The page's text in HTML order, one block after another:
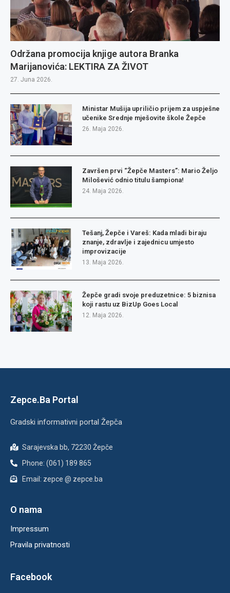
Održana promocija knjige autora Branka
Marijanovića: LEKTIRA ZA ŽIVOT
27. Juna 2026.
Ministar Mušija upriličio prijem za uspješne
učenike Srednje mješovite škole Žepče
26. Maja 2026.
Završen prvi “Žepče Masters”: Mario Željo
Milošević odnio titulu šampiona!
24. Maja 2026.
Tešanj, Žepče i Vareš: Kada mladi biraju
znanje, zdravlje i zajednicu umjesto
improvizacije
13. Maja 2026.
Žepče gradi svoje preduzetnice: 5 biznisa
koji rastu uz BizUp Goes Local
12. Maja 2026.
Zepce.Ba Portal
Gradski informativni portal Žepča
Sarajevska bb, 72230 Žepče
Phone: (061) 189 865
Email: zepce @ zepce.ba
O nama
Impressum
Pravila privatnosti
Facebook